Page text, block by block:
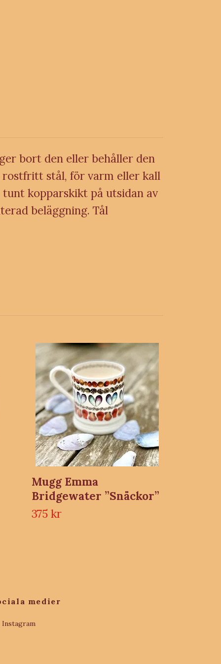
bort den eller behåller den
rostfritt stål, för varm eller kall
kopparskikt på utsidan av
beläggning. Tål
Mugg Emma
Bridgewater ”Snäckor”
375 kr
medier
Instagram